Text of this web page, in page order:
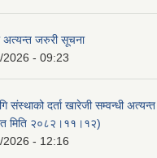
अत्यन्त जरुरी सूचना
2026 - 09:23
संस्थाको दर्ता खारेजी सम्वन्धी
मिति २०८२।११।१२)
2026 - 12:16